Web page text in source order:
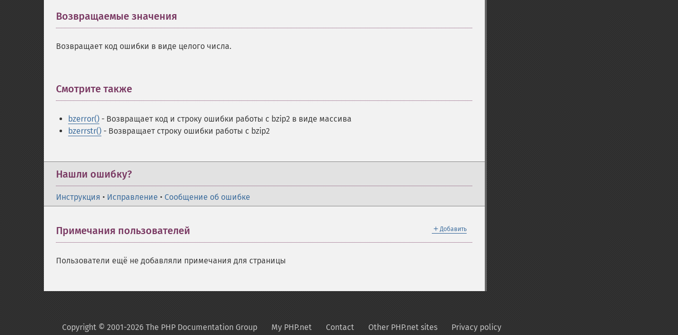
Возвращаемые значения
Возвращает код ошибки в виде целого числа.
Смотрите также
bzerror() - Возвращает код и строку ошибки работы с bzip2 в виде массива
bzerrstr() - Возвращает строку ошибки работы с bzip2
Нашли ошибку?
Инструкция • Исправление • Сообщение об ошибке
＋ Добавить
Примечания пользователей
Пользователи ещё не добавляли примечания для страницы
Copyright © 2001-2026 The PHP Documentation Group My PHP.net Contact Other PHP.net sites Privacy policy